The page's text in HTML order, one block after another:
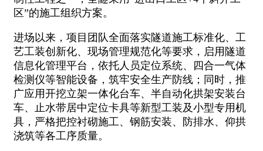
区”的施工组织方案。
进场以来，项目团队全面落实隧道施工标准化、工
艺工装创新化、现场管理规范化等要求，启用隧道
信息化管理平台，依托人员定位系统、四合一气体
检测仪等智能设备，筑牢安全生产防线；同时，推
广应用开挖立架一体化台车、半自动化拱架安装台
车、止水带居中定位卡具等新型工装及小型专用机
具，严格把控衬砌施工、钢筋安装、防排水、仰拱
浇筑等各工序质量。